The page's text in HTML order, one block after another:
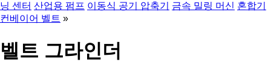
닝 센터 산업용 펌프 이동식 공기 압축기 금속 밀링 머신 혼합기
컨베이어 벨트 »
벨트 그라인더